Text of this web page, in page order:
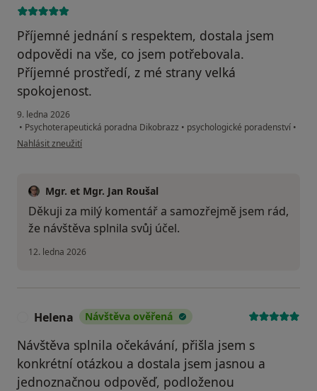
Příjemné jednání s respektem, dostala jsem
odpovědi na vše, co jsem potřebovala.
Příjemné prostředí, z mé strany velká
spokojenost.
9. ledna 2026
• Psychoterapeutická poradna Dikobrazz • psychologické poradenství •
podle názoru uživatele Simona Koutná Ježková
Nahlásit zneužití
Mgr. et Mgr. Jan Roušal
Děkuji za milý komentář a samozřejmě jsem rád,
že návštěva splnila svůj účel.
12. ledna 2026
Helena Návštěva ověřená
Návštěva splnila očekávání, přišla jsem s
konkrétní otázkou a dostala jsem jasnou a
jednoznačnou odpověď, podloženou